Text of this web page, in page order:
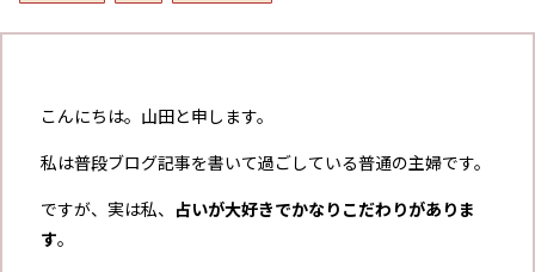
こんにちは。山田と申します。
私は普段ブログ記事を書いて過ごしている普通の主婦です。
ですが、実は私、 占いが大好きでかなりこだわりがありま
す。